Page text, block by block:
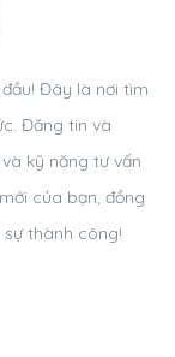
Đây là nơi tìm
Đăng tin và
kỹ năng tư vấn
của bạn, đồng
thành công!